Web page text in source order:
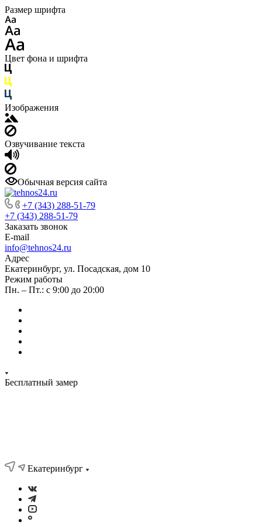
Размер шрифта
Цвет фона и шрифта
Изображения
Озвучивание текста
Обычная версия сайта
+7 (343) 288-51-79
+7 (343) 288-51-79
Заказать звонок
E-mail
info@tehnos24.ru
Адрес
Екатеринбург, ул. Посадская, дом 10
Режим работы
Пн. – Пт.: с 9:00 до 20:00
Бесплатный замер
Екатеринбург